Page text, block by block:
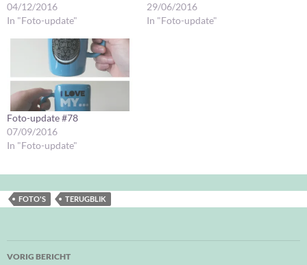
04/12/2016
In "Foto-update"
29/06/2016
In "Foto-update"
Foto-update #78
07/09/2016
In "Foto-update"
FOTO'S TERUGBLIK
Bericht
VORIG BERICHT